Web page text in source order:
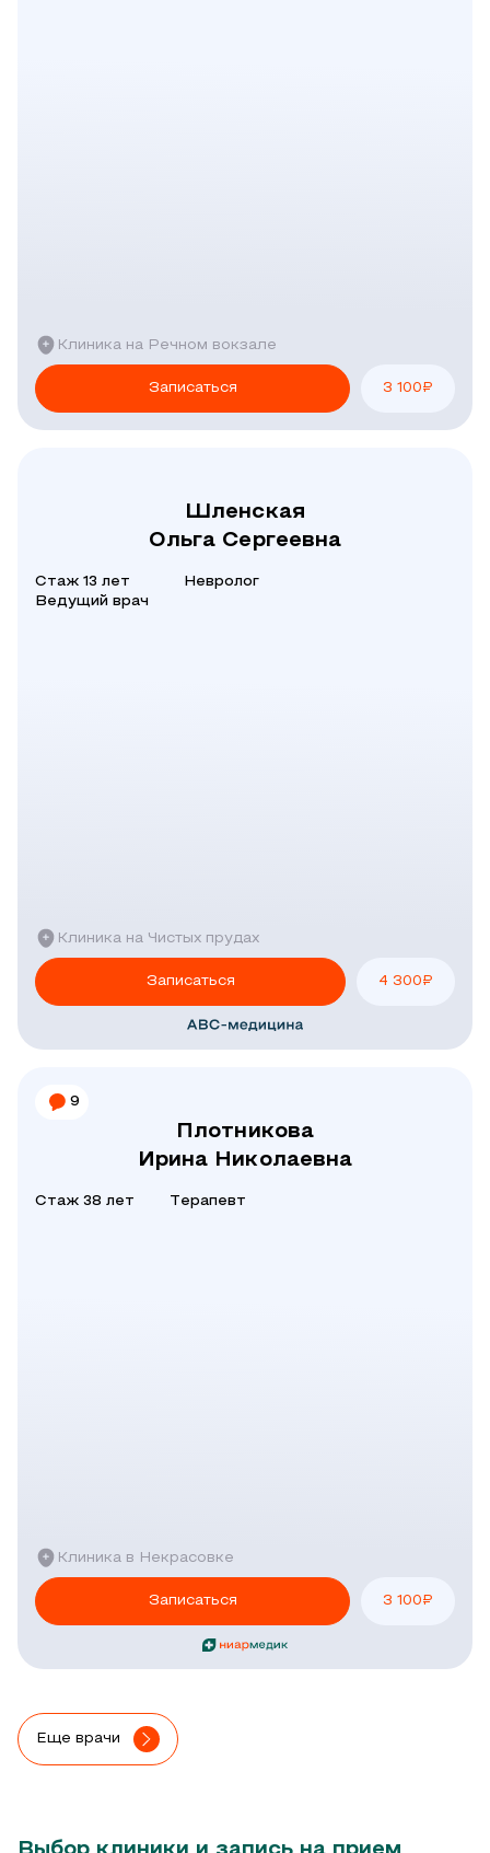
Клиника на Речном вокзале
Записаться 3 100₽
Шленская
Ольга Сергеевна
Стаж 13 лет
Ведущий врач
Невролог
Клиника на Чистых прудах
Записаться 4 300₽
9
Плотникова
Ирина Николаевна
Стаж 38 лет Терапевт
Клиника в Некрасовке
Записаться 3 100₽
Еще врачи